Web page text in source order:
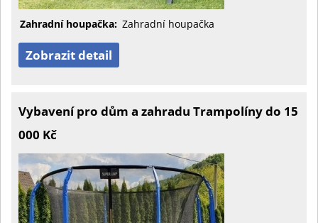
Zahradní houpačka: Zahradní houpačka
Zobrazit detail
Vybavení pro dům a zahradu Trampolíny do 15
000 Kč